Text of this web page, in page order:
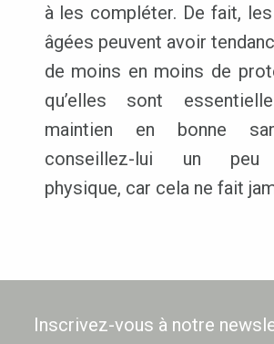
à les compléter. De fait,
âgées peuvent avoir
de moins en moins de
qu’elles sont
maintien en bonne
conseillez-lui un peu
physique, car cela ne fait
Inscrivez-vous à notre